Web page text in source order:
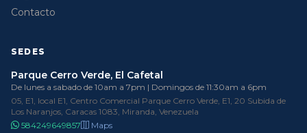
Contacto
SEDES
Parque Cerro Verde, El Cafetal
De lunes a sabado de 10am a 7pm | Domingos de 11:30am a 6pm
05, E1, local E1, Centro Comercial Parque Cerro Verde, E1, 20 Subida de
Los Naranjos, Caracas 1083, Miranda, Venezuela
584249649857
Maps